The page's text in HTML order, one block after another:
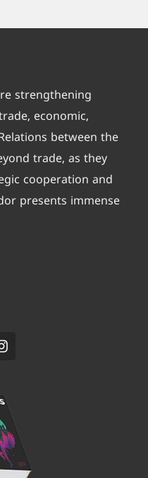
strengthening
economic,
between the
trade, as they
cooperation and
presents immense